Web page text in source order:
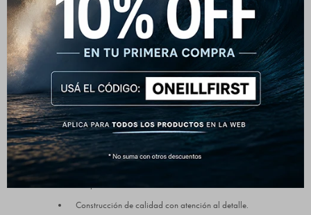
Características destacadas:
Materiales TB3 y TB3X ultralivianos y de alto
rendimiento.
Excelente elasticidad para mayor libertad de
movimiento.
Diseño de costuras mínimas para más comodidad
y flexibilidad.
Krypto Knee Padz durables, cómodos y
Construcción de calidad con atención al detalle.